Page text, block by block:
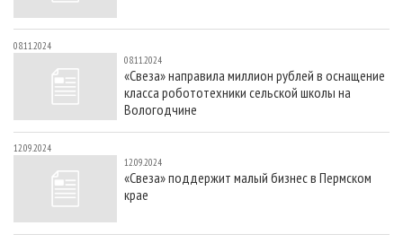
08.11.2024
08.11.2024
«Свеза» направила миллион рублей в оснащение
класса робототехники сельской школы на
Вологодчине
12.09.2024
12.09.2024
«Свеза» поддержит малый бизнес в Пермском
крае